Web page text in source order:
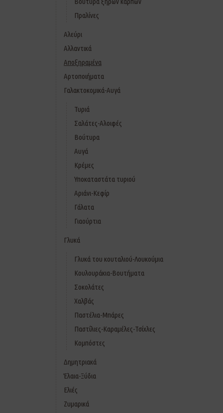
Πραλίνες
Αλεύρι
Αλλαντικά
Αποξηραμένα
Αρτοποιήματα
Γαλακτοκομικά-Αυγά
Τυριά
Σαλάτες-Αλοιφές
Βούτυρα
Αυγά
Κρέμες
Υποκαταστάτα τυριού
Αριάνι-Κεφίρ
Γάλατα
Γιαούρτια
Γλυκά
Γλυκά του κουταλιού-Λουκούμια
Κουλουράκια-Βουτήματα
Σοκολάτες
Χαλβάς
Παστέλια-Μπάρες
Παστίλιες-Καραμέλες-Τσίχλες
Κομπόστες
Δημητριακά
Έλαια-Ξύδια
Ελιές
Ζυμαρικά